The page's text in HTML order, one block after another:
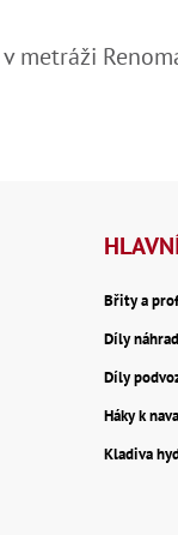
metráži
Břity a
Díly
Díly
Háky k
Kladiva